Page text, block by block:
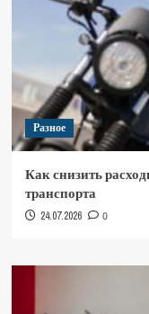
Разное
Как снизить
транспорта
24.07.2026 0